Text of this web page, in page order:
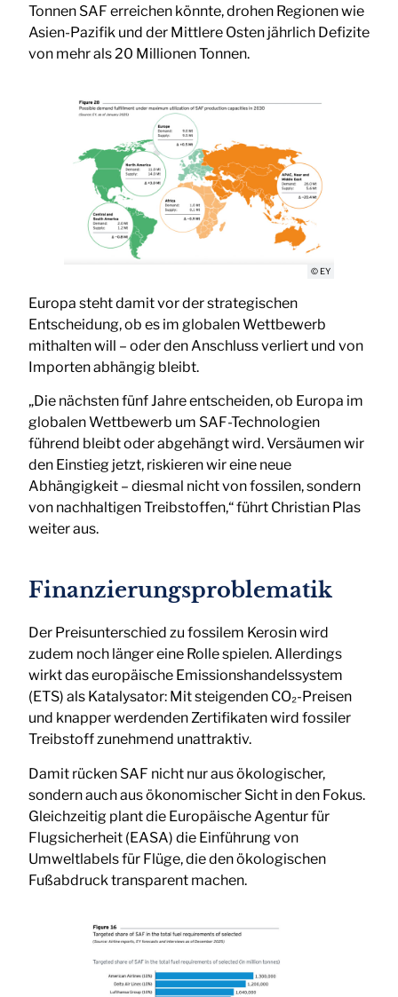
Tonnen SAF erreichen könnte, drohen Regionen wie
Asien-Pazifik und der Mittlere Osten jährlich Defizite
von mehr als 20 Millionen Tonnen.
© EY
Europa steht damit vor der strategischen
Entscheidung, ob es im globalen Wettbewerb
mithalten will – oder den Anschluss verliert und von
Importen abhängig bleibt.
„Die nächsten fünf Jahre entscheiden, ob Europa im
globalen Wettbewerb um SAF-Technologien
führend bleibt oder abgehängt wird. Versäumen wir
den Einstieg jetzt, riskieren wir eine neue
Abhängigkeit – diesmal nicht von fossilen, sondern
von nachhaltigen Treibstoffen,“ führt Christian Plas
weiter aus.
Finanzierungsproblematik
Der Preisunterschied zu fossilem Kerosin wird
zudem noch länger eine Rolle spielen. Allerdings
wirkt das europäische Emissionshandelssystem
(ETS) als Katalysator: Mit steigenden CO₂-Preisen
und knapper werdenden Zertifikaten wird fossiler
Treibstoff zunehmend unattraktiv.
Damit rücken SAF nicht nur aus ökologischer,
sondern auch aus ökonomischer Sicht in den Fokus.
Gleichzeitig plant die Europäische Agentur für
Flugsicherheit (EASA) die Einführung von
Umweltlabels für Flüge, die den ökologischen
Fußabdruck transparent machen.